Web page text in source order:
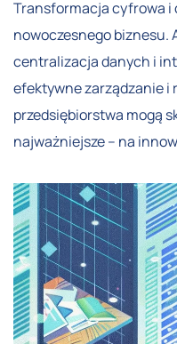
Transformacja cyfrowa
nowoczesnego biznesu.
centralizacja danych i
efektywne zarządzanie i
przedsiębiorstwa mogą
najważniejsze – na